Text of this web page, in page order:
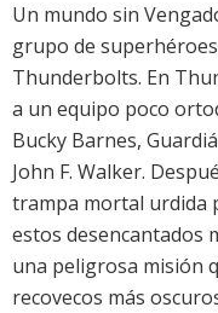
Un mundo sin
grupo de
Thunderbolts. En
a un equipo poco
Bucky Barnes,
John F. Walker.
trampa mortal urdida
estos desencantados
una peligrosa misión
recovecos más